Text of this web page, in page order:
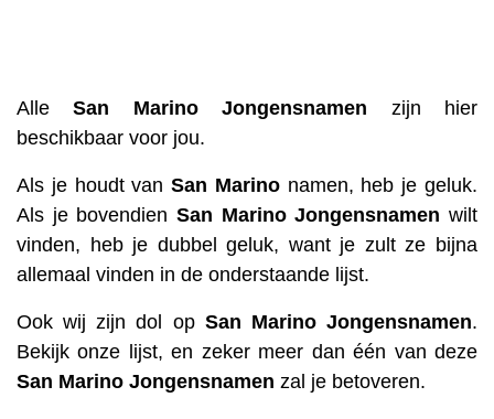
AlleSan Marino Jongensnamen zijn hier
beschikbaar voor jou.
Als je houdt vanSan Marinonamen, heb je geluk.
Als je bovendien San Marino Jongensnamen wilt
vinden, heb je dubbel geluk, want je zult ze bijna
allemaal vinden in de onderstaande lijst.
Ook wij zijn dol op San Marino Jongensnamen.
Bekijk onze lijst, en zeker meer dan één van deze
San Marino Jongensnamen zal je betoveren.